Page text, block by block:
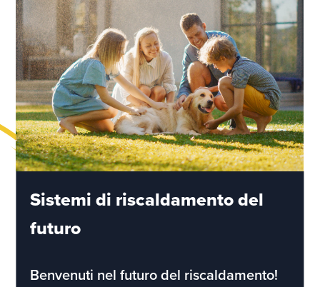
Sistemi di riscaldamento del
futuro
Benvenuti nel futuro del riscaldamento!